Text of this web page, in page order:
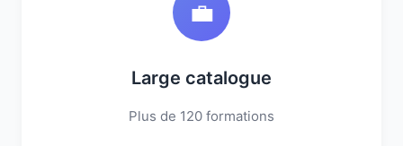
💼
Large catalogue
Plus de 120 formations